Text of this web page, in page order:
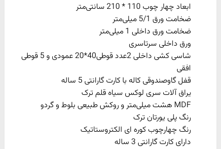
ابعاد چهار چوب 110 * 210 سانتی‌متر
ضخامت ورق 5/1 میلی‌متر
ضخامت ورق داخلی 1 میلی‌متر
ورق داخلی سرتاسری
شاسی کشی داخلی 2عدد قوطی40*20 عمودی و 5 قوطی
افقی
قفل گاوصندوقی کاله با کارت گارانتی 5 ساله
یراق آلات سری لوکس سیاه قلم ترک
MDF هشت میلی‌متر و روکش طبیعی بلوط و گردو
رنگ پلی یورتان ترک
رنگ چهارچوب کوره ای الکتروستاتیک
دارای کارت گارانتی 3 ساله